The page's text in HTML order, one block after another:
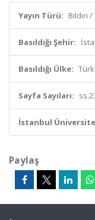
Yayın Türü: Bildiri /
Basıldığı Şehir:
Basıldığı Ülke:
Sayfa Sayıları:
İstanbul
Paylaş